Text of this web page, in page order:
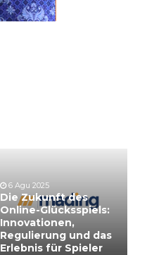
6 Agu 2025
Die Zukunft des
Online-Glücksspiels:
Innovationen,
Regulierung und das
Erlebnis für Spieler